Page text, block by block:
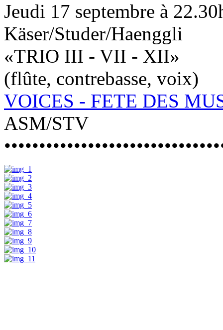
Jeudi 17 septembre à
Käser/Studer/Haenggli
«TRIO III - VII - XII»
(flûte, contrebasse, voix)
VOICES - FETE DES
ASM/STV